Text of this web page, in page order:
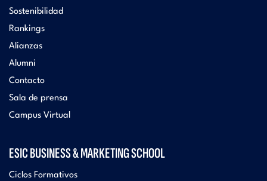
Sostenibilidad
Rankings
Alianzas
Alumni
Contacto
Sala de prensa
Campus Virtual
ESIC BUSINESS & MARKETING SCHOOL
Ciclos Formativos